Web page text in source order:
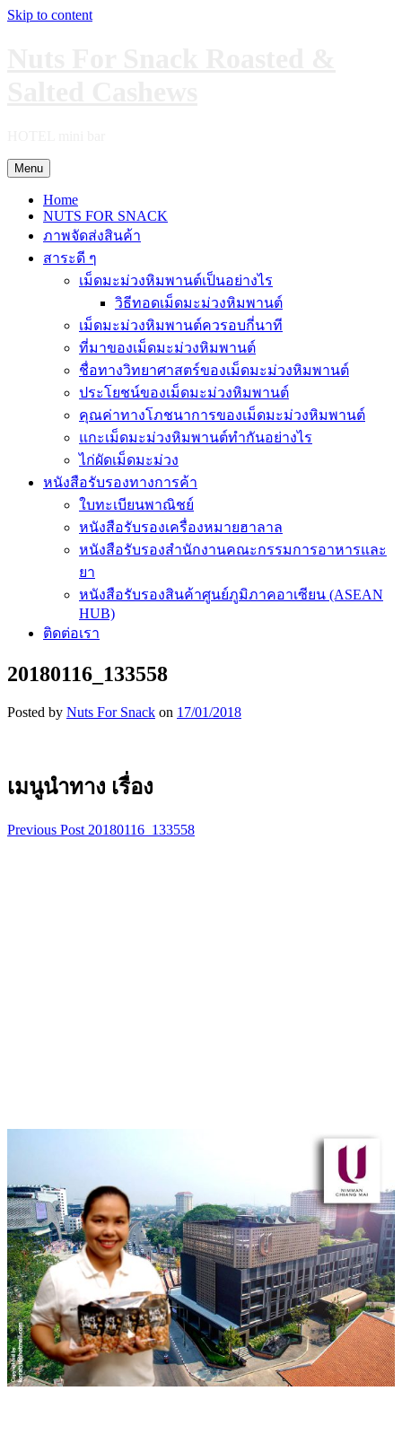
Skip to content
Menu
Home
NUTS FOR SNACK
ภาพจัดส่งสินค้า
สาระดี ๆ
เม็ดมะม่วงหิมพานต์เป็นอย่างไร
วิธีทอดเม็ดมะม่วงหิมพานต์
เม็ดมะม่วงหิมพานต์ควรอบกี่นาที
ที่มาของเม็ดมะม่วงหิมพานต์
ชื่อทางวิทยาศาสตร์ของเม็ดมะม่วงหิมพานต์
ประโยชน์ของเม็ดมะม่วงหิมพานต์
คุณค่าทางโภชนาการของเม็ดมะม่วงหิมพานต์
แกะเม็ดมะม่วงหิมพานต์ทำกันอย่างไร
ไก่ผัดเม็ดมะม่วง
หนังสือรับรองทางการค้า
ใบทะเบียนพาณิชย์
หนังสือรับรองเครื่องหมายฮาลาล
หนังสือรับรองสำนักงานคณะกรรมการอาหารและ
ยา
หนังสือรับรองสินค้าศูนย์ภูมิภาคอาเซียน (ASEAN
HUB)
ติดต่อเรา
20180116_133558
Posted by Nuts For Snack on 17/01/2018
เมนูนำทาง เรื่อง
Previous Post 20180116_133558